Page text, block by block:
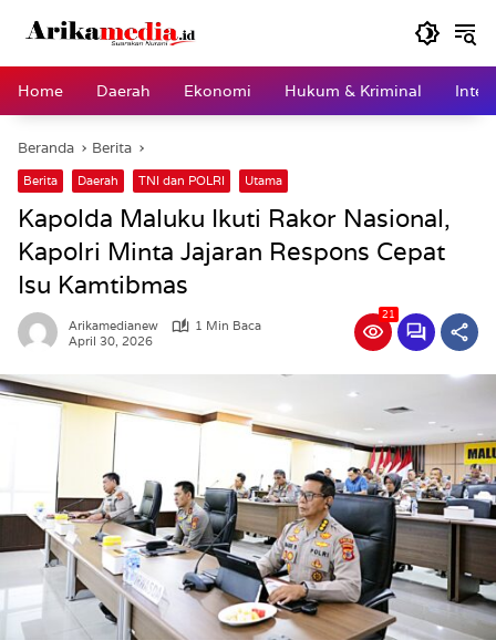
Home
Daerah Ekonomi Hukum & Kriminal
Beranda Berita
Berita Daerah TNI dan POLRI Utama
Kapolda Maluku Ikuti Rakor Nasional,
Kapolri Minta Jajaran Respons Cepat
Isu Kamtibmas
Arikamedianew
1 Min Baca
April 30, 2026
21